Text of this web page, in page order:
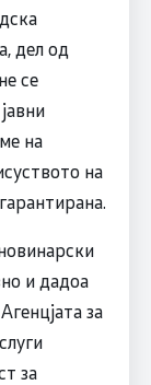
дел од
се
на
на
и дадоа
за
за